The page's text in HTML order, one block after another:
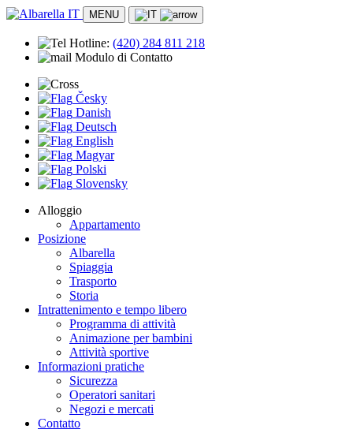
MENU
Hotline: (420) 284 811 218
Modulo di Contatto
Česky
Danish
Deutsch
English
Magyar
Polski
Slovensky
Alloggio
Appartamento
Posizione
Albarella
Spiaggia
Trasporto
Storia
Intrattenimento e tempo libero
Programma di attività
Animazione per bambini
Attività sportive
Informazioni pratiche
Sicurezza
Operatori sanitari
Negozi e mercati
Contatto